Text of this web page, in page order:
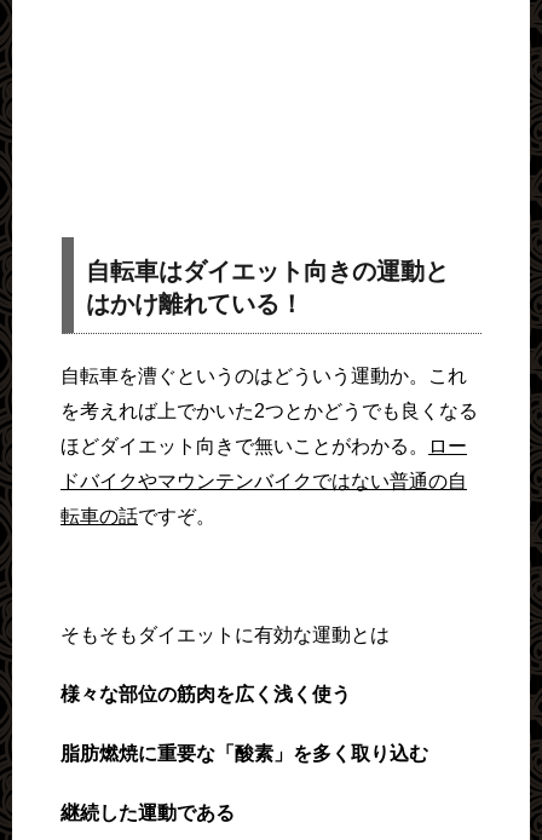
自転車はダイエット向きの運動と
はかけ離れている！
自転車を漕ぐというのはどういう運動か。これ
を考えれば上でかいた2つとかどうでも良くなる
ほどダイエット向きで無いことがわかる。
ロー
ドバイクやマウンテンバイクではない普通の自
転車の話ですぞ。
そもそもダイエットに有効な運動とは
様々な部位の筋肉を広く浅く使う
脂肪燃焼に重要な「酸素」を多く取り込む
継続した運動である